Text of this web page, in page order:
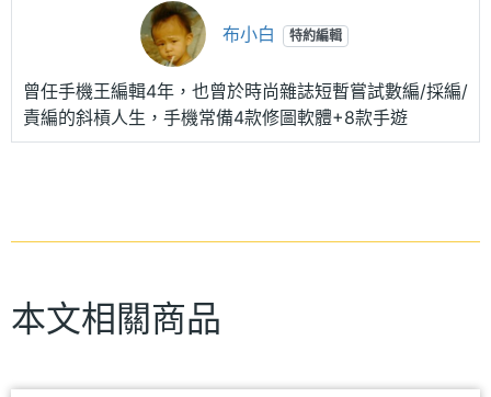
布小白 特約編輯
曾任手機王編輯4年，也曾於時尚雜誌短暫嘗試數編/採編/
責編的斜槓人生，手機常備4款修圖軟體+8款手遊
本文相關商品